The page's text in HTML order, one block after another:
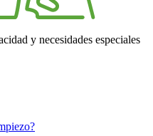
y necesidades especiales